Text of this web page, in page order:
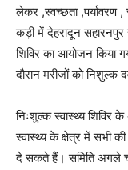
लेकर ,स्वच्छता ,पर्यावरण ,
कड़ी में देहरादून सहारनपुर
शिविर का आयोजन किया
दौरान मरीजों को निशुल्क
निःशुल्क स्वास्थ्य शिविर
स्वास्थ्य के क्षेत्र में सभी
दे सकते हैं। समिति अगले